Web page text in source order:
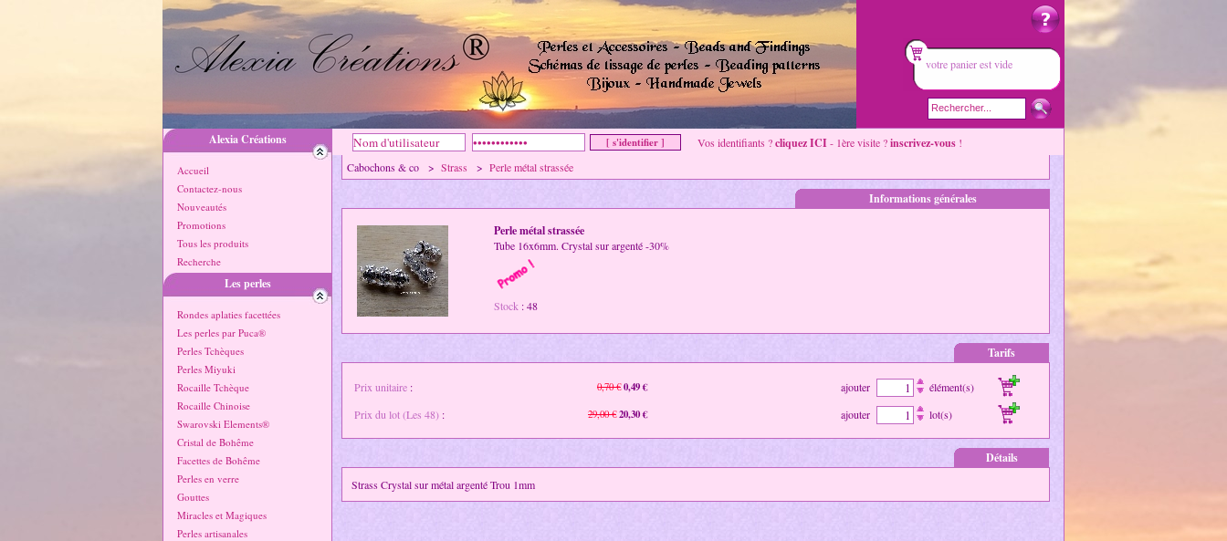
votre panier est vide
Alexia Créations
Accueil
Contactez-nous
Nouveautés
Promotions
Tous les produits
Recherche
Les perles
Rondes aplaties facettées
Les perles par Puca®
Perles Tchèques
Perles Miyuki
Rocaille Tchèque
Rocaille Chinoise
Swarovski Elements®
Cristal de Bohême
Facettes de Bohême
Perles en verre
Gouttes
Miracles et Magiques
Perles artisanales
Vos identifiants ?cliquez ICI- 1ère visite ?inscrivez-vous !
Cabochons & co > Strass > Perle métal strassée
Informations générales
Perle métal strassée
Tube 16x6mm. Crystal sur argenté -30%
Stock : 48
Tarifs
Prix unitaire : 0,70 € 0,49 € ajouter
élément(s)
Prix du lot (Les 48) : 29,00 € 20,30 € ajouter lot(s)
Détails
Strass Crystal sur métal argenté Trou 1mm